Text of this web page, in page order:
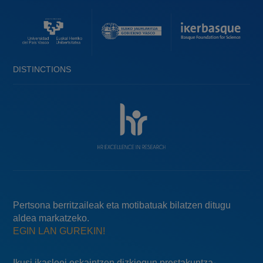
DISTINCTIONS
Pertsona berritzaileak eta motibatuak bilatzen ditugu
aldea markatzeko.
EGIN LAN GUREKIN!